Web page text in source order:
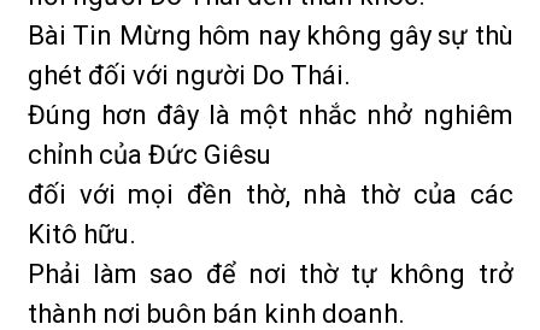
Bài Tin Mừng hôm nay không gây sự thù
ghét đối với người Do Thái.
Đúng hơn đây là một nhắc nhở nghiêm
chỉnh của Đức Giêsu
đối với mọi đền thờ, nhà thờ của các
Kitô hữu.
Phải làm sao để nơi thờ tự không trở
thành nơi buôn bán kinh doanh.